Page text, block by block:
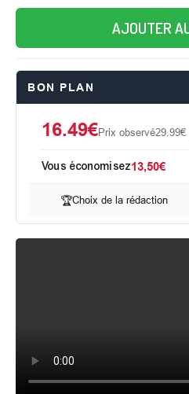
AJOUTER
BON PLAN
16.49€Prix observé29.99€
Vous économisez13,50€
🏆Choix de la rédaction